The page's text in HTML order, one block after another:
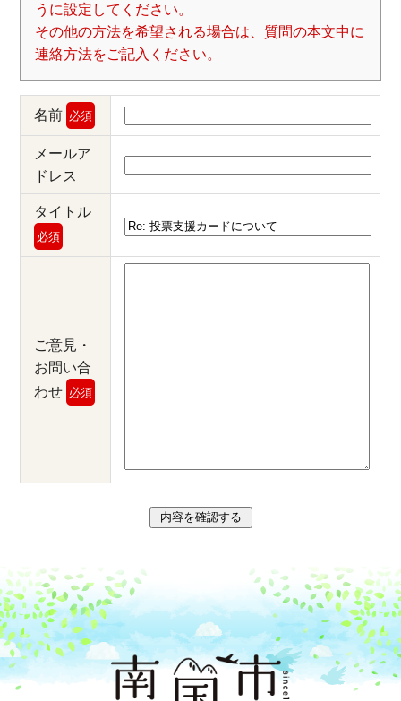
うに設定してください。
その他の方法を希望される場合は、質問の本文中に
連絡方法をご記入ください。
名前 必須
メールア
ドレス
タイトル
必須
ご意見・
お問い合
わせ 必須